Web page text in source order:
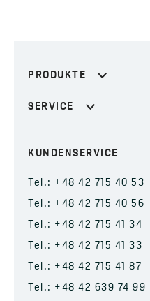
PRODUKTE
SERVICE
KUNDENSERVICE
Tel.: +48 42 715 40 53
Tel.: +48 42 715 40 56
Tel.: +48 42 715 41 34
Tel.: +48 42 715 41 33
Tel.: +48 42 715 41 87
Tel.: +48 42 639 74 99